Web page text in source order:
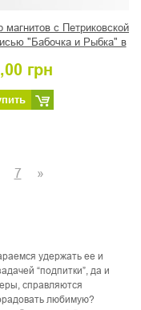
магнитов с Петриковской
"Бабочка и Рыбка" в
грн
7 »
удержать ее и
“подпитки”, да и
справляются
любимую?